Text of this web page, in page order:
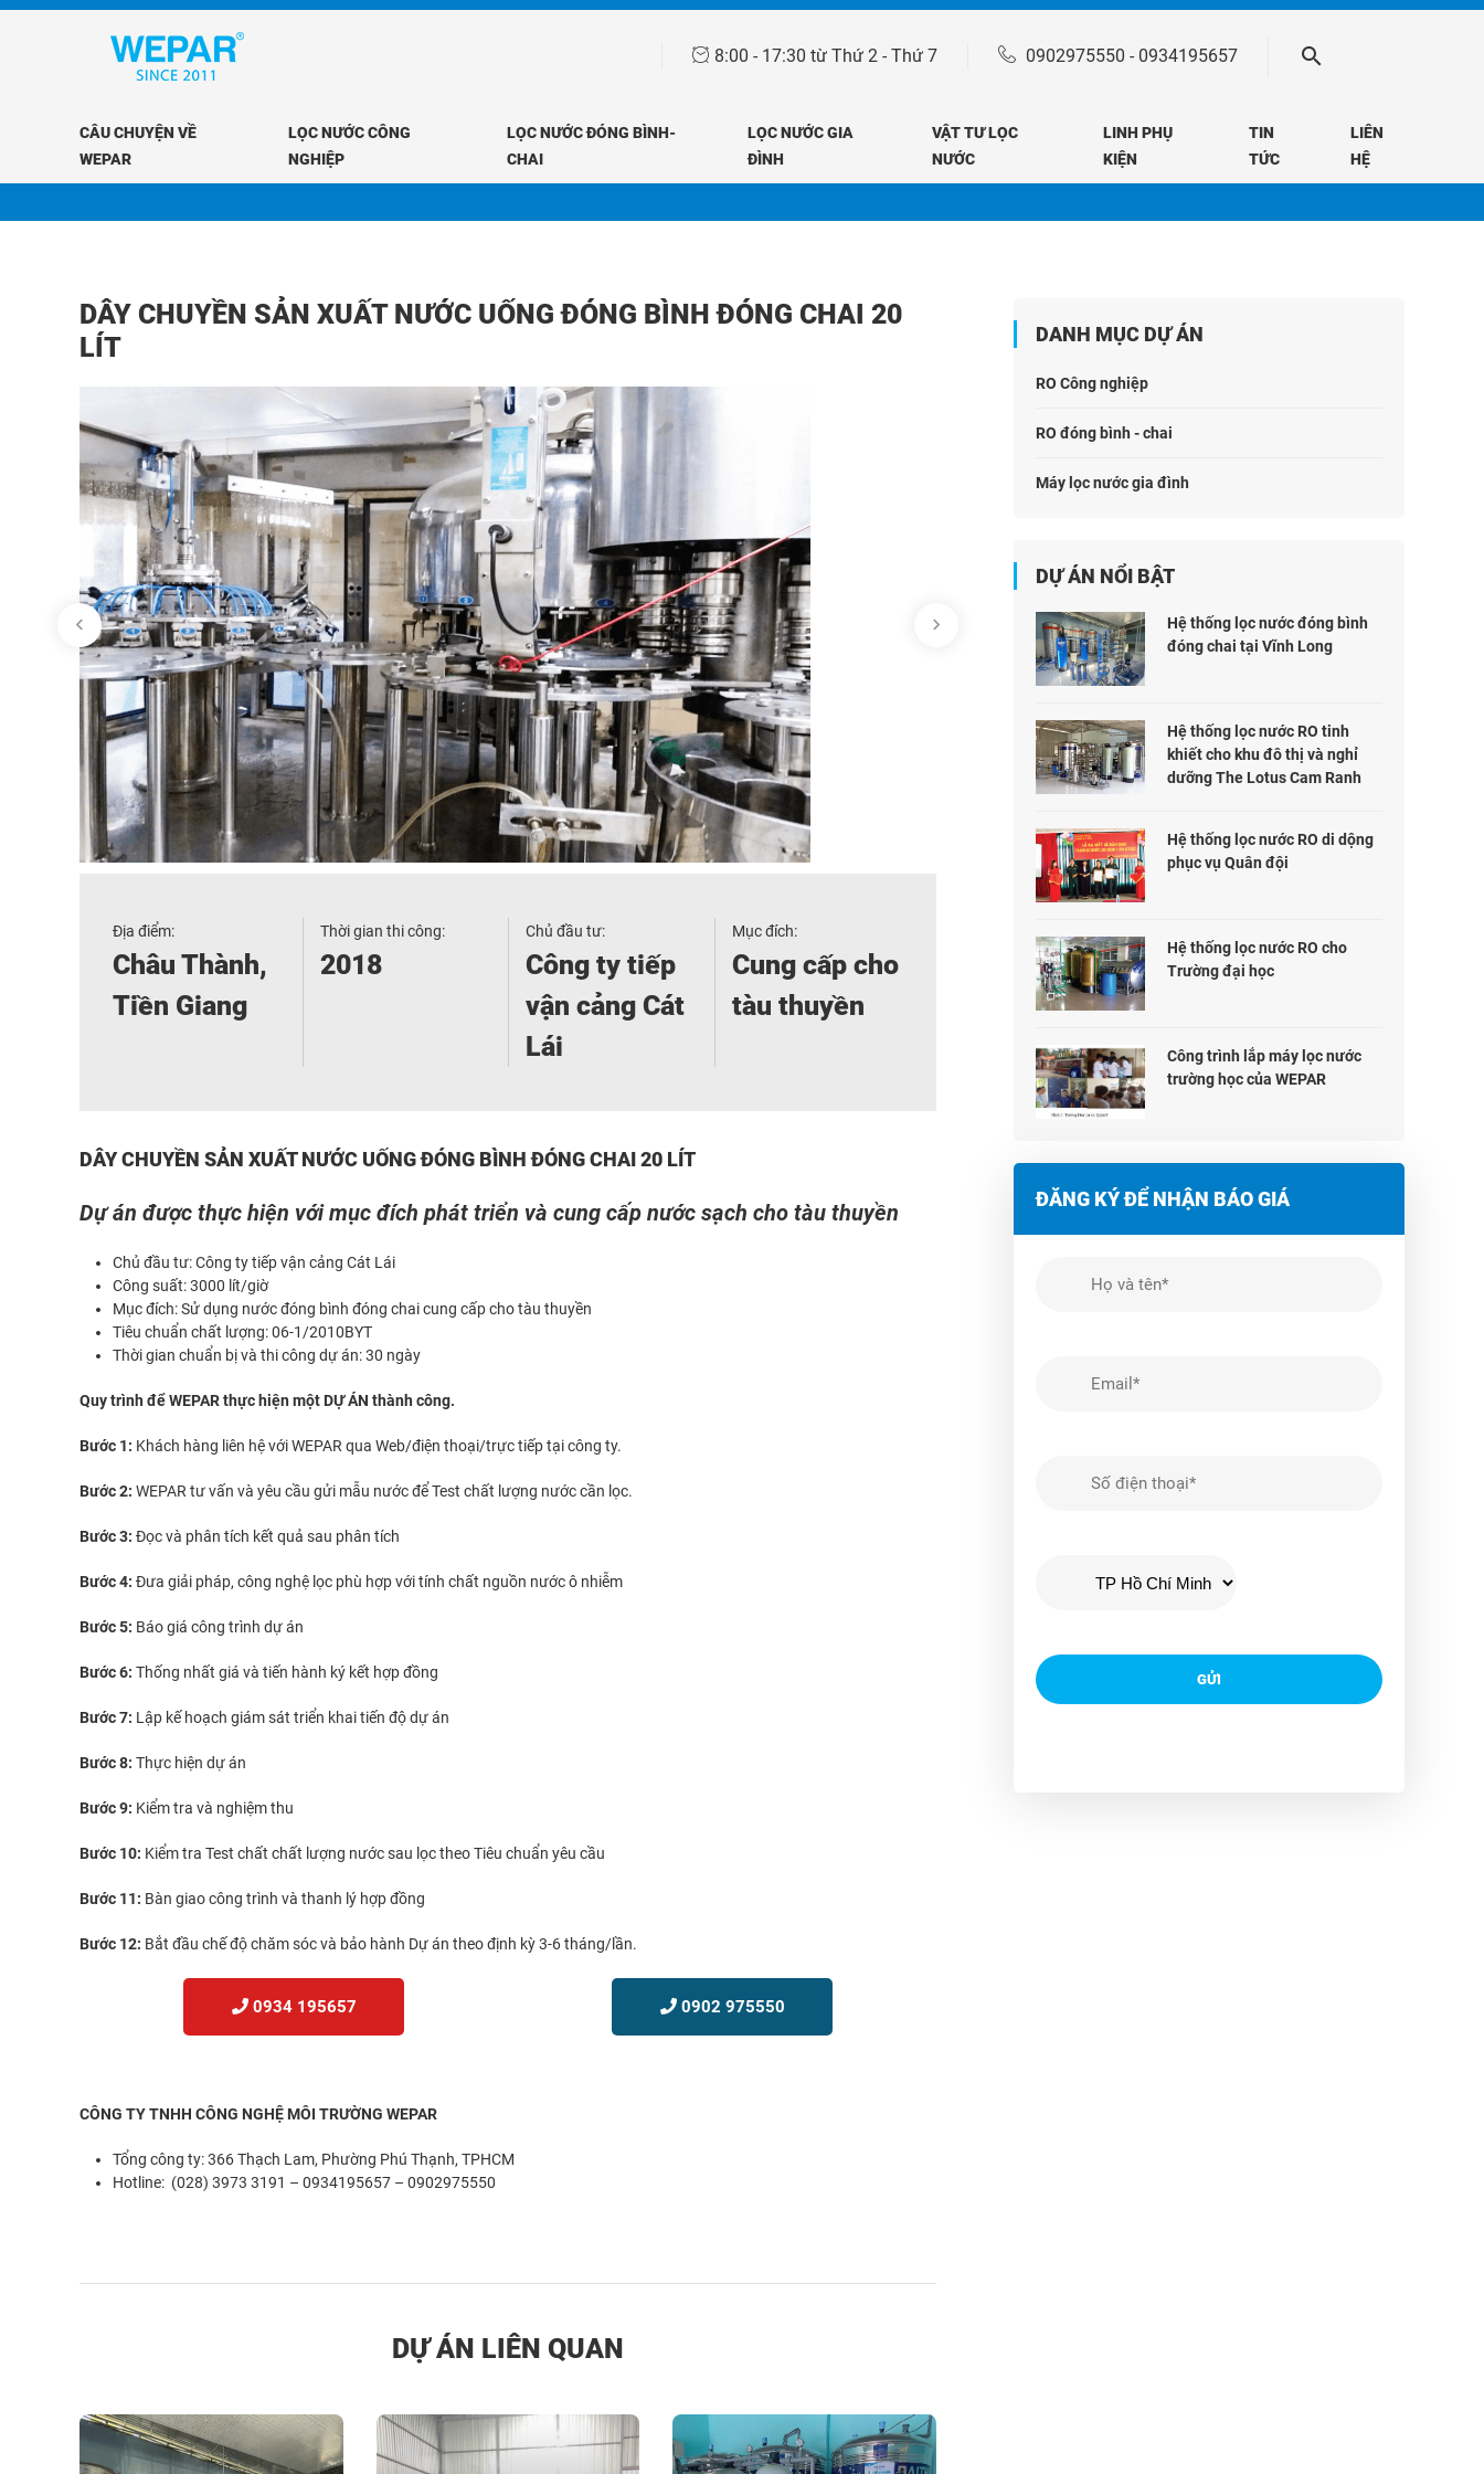
8:00 - 17:30 từ Thứ 2 - Thứ 7 0902975550 - 0934195657
CÂU CHUYỆN VỀ
WEPAR
LỌC NƯỚC CÔNG
NGHIỆP
LỌC NƯỚC ĐÓNG BÌNH-
CHAI
LỌC NƯỚC GIA
ĐÌNH
VẬT TƯ LỌC
NƯỚC
LINH PHỤ
KIỆN
TIN
TỨC
LIÊN
HỆ
RO đóng bình - chai
DÂY CHUYỀN SẢN XUẤT NƯỚC UỐNG ĐÓNG BÌNH ĐÓNG CHAI 20
LÍT
Địa điểm:
Châu Thành,
Tiền Giang
Thời gian thi công:
2018
Chủ đầu tư:
Công ty tiếp
vận cảng Cát
Lái
Mục đích:
Cung cấp cho
tàu thuyền
DÂY CHUYỀN SẢN XUẤT NƯỚC UỐNG ĐÓNG BÌNH ĐÓNG CHAI 20 LÍT
Dự án được thực hiện với mục đích phát triển và cung cấp nước sạch cho tàu thuyền
Chủ đầu tư: Công ty tiếp vận cảng Cát Lái
Công suất: 3000 lít/giờ
Mục đích: Sử dụng nước đóng bình đóng chai cung cấp cho tàu thuyền
Tiêu chuẩn chất lượng: 06-1/2010BYT
Thời gian chuẩn bị và thi công dự án: 30 ngày
Quy trình để WEPAR thực hiện một DỰ ÁN thành công.
Bước 1: Khách hàng liên hệ với WEPAR qua Web/điện thoại/trực tiếp tại công ty.
Bước 2: WEPAR tư vấn và yêu cầu gửi mẫu nước để Test chất lượng nước cần lọc.
Bước 3: Đọc và phân tích kết quả sau phân tích
Bước 4: Đưa giải pháp, công nghệ lọc phù hợp với tính chất nguồn nước ô nhiễm
Bước 5: Báo giá công trình dự án
Bước 6: Thống nhất giá và tiến hành ký kết hợp đồng
Bước 7: Lập kế hoạch giám sát triển khai tiến độ dự án
Bước 8: Thực hiện dự án
Bước 9: Kiểm tra và nghiệm thu
Bước 10: Kiểm tra Test chất chất lượng nước sau lọc theo Tiêu chuẩn yêu cầu
Bước 11: Bàn giao công trình và thanh lý hợp đồng
Bước 12: Bắt đầu chế độ chăm sóc và bảo hành Dự án theo định kỳ 3-6 tháng/lần.
0934 195657 0902 975550
CÔNG TY TNHH CÔNG NGHỆ MÔI TRƯỜNG WEPAR
Tổng công ty: 366 Thạch Lam, Phường Phú Thạnh, TPHCM
Hotline: (028) 3973 3191 – 0934195657 – 0902975550
DỰ ÁN LIÊN QUAN
DANH MỤC DỰ ÁN
RO Công nghiệp
RO đóng bình - chai
Máy lọc nước gia đình
DỰ ÁN NỔI BẬT
Hệ thống lọc nước đóng bình
đóng chai tại Vĩnh Long
Hệ thống lọc nước RO tinh
khiết cho khu đô thị và nghỉ
dưỡng The Lotus Cam Ranh
Hệ thống lọc nước RO di dộng
phục vụ Quân đội
Hệ thống lọc nước RO cho
Trường đại học
Công trình lắp máy lọc nước
trường học của WEPAR
ĐĂNG KÝ ĐỂ NHẬN BÁO GIÁ